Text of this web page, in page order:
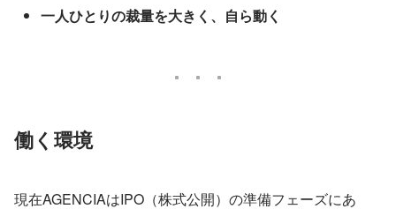
一人ひとりの裁量を大きく、自ら動く
働く環境
現在AGENCIAはIPO（株式公開）の準備フェーズにあ